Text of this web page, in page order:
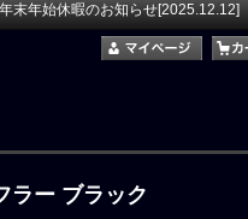
年末年始休暇のお知らせ[2025.12.12]
ラー ブラック